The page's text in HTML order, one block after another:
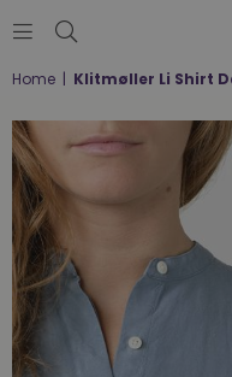
Home | Klitmøller Li Shirt